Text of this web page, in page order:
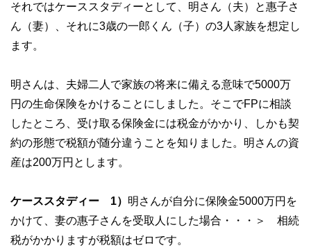
それではケーススタディーとして、明さん（夫）と惠子さ
ん（妻）、それに3歳の一郎くん（子）の3人家族を想定し
ます。
明さんは、夫婦二人で家族の将来に備える意味で5000万
円の生命保険をかけることにしました。そこでFPに相談
したところ、受け取る保険金には税金がかかり、しかも契
約の形態で税額が随分違うことを知りました。明さんの資
産は200万円とします。
ケーススタディー 1） 明さんが自分に保険金5000万円を
かけて、妻の惠子さんを受取人にした場合・・・＞ 相続
税がかかりますが税額はゼロです。